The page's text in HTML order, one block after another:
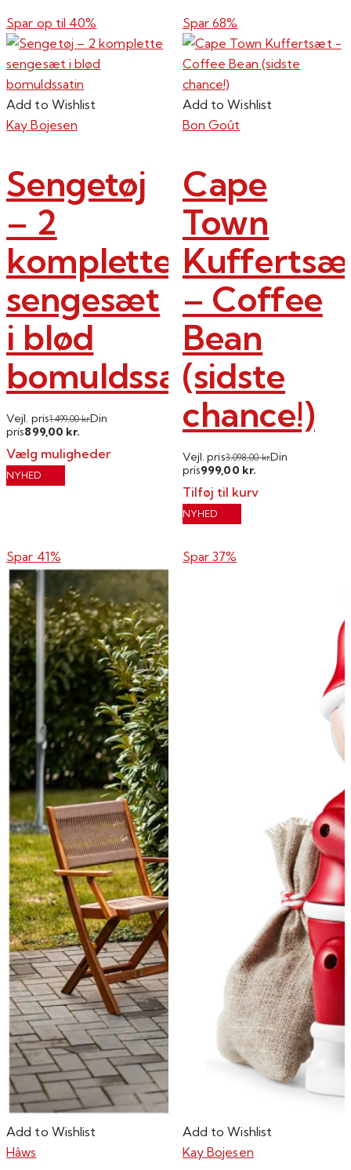
har
flere
varianter.
Mulighederne
kan
vælges
varianter.
Mulighederne
kan
vælges
på
varesiden
Spar op til 40%
Add to Wishlist
Kay Bojesen
Sengetøj
– 2
komplette
sengesæt
i blød
bomuldssatin
Vejl. pris1.499,00kr.Din
pris899,00 kr.
Vælg muligheder
Dette
varianter.
Mulighederne
kan
vælges
på
varesiden
NYHED
Spar 68%
Add to Wishlist
Bon Goût
Cape
Town
– Coffee
Bean
(sidste
chance!)
Vejl. pris3.098,00kr.Din
pris999,00 kr.
Tilføj til kurv
NYHED
Spar 41%
Add to Wishlist
Hâws
Spar 37%
Add to Wishlist
Kay Bojesen